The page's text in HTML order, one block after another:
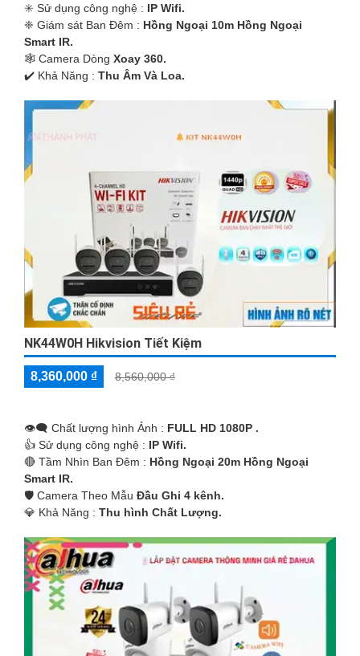
✳️ Sử dụng công nghệ : IP Wifi.
❈ Giám sát Ban Đêm : Hồng Ngoại 10m Hồng Ngoại
Smart IR.
🕸️ Camera Dòng Xoay 360.
️✔️ Khả Năng : Thu Âm Và Loa.
NK44W0H Hikvision Tiết Kiệm
8,360,000 ₫ 8,560,000 ₫
👁️‍🗨 Chất lượng hình Ảnh : FULL HD 1080P .
👍 Sử dụng công nghệ : IP Wifi.
🔴 Tầm Nhìn Ban Đêm : Hồng Ngoại 20m Hồng Ngoại
Smart IR.
🛡 Camera Theo Mẫu Đầu Ghi 4 kênh.
️💎 Khả Năng : Thu hình Chất Lượng.